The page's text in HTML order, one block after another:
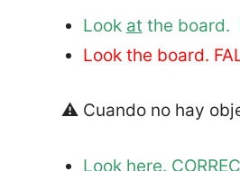
Look at the board.
Look the board.
⚠️ Cuando no hay
Look here.